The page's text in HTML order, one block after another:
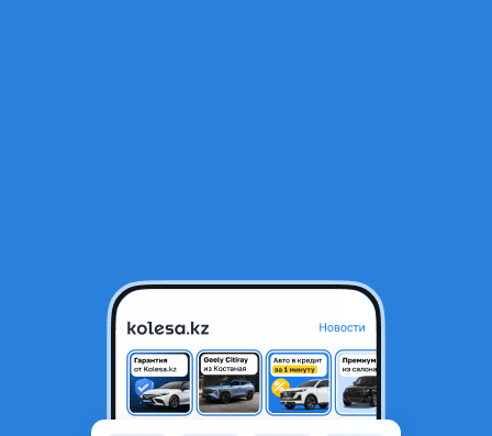
Mitsubishi Montero 2002 года